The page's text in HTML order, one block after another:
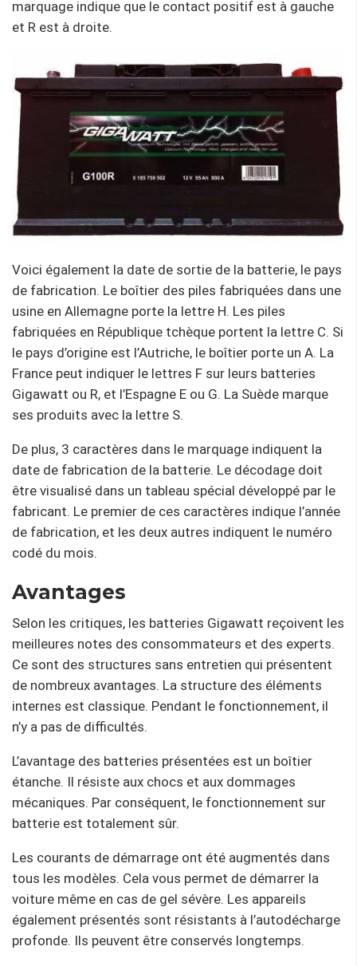
marquage indique que le contact positif est à gauche
et R est à droite.
Voici également la date de sortie de la batterie, le pays
de fabrication. Le boîtier des piles fabriquées dans une
usine en Allemagne porte la lettre H. Les piles
fabriquées en République tchèque portent la lettre C. Si
le pays d’origine est l’Autriche, le boîtier porte un A. La
France peut indiquer le lettres F sur leurs batteries
Gigawatt ou R, et l’Espagne E ou G. La Suède marque
ses produits avec la lettre S.
De plus, 3 caractères dans le marquage indiquent la
date de fabrication de la batterie. Le décodage doit
être visualisé dans un tableau spécial développé par le
fabricant. Le premier de ces caractères indique l’année
de fabrication, et les deux autres indiquent le numéro
codé du mois.
Avantages
Selon les critiques, les batteries Gigawatt reçoivent les
meilleures notes des consommateurs et des experts.
Ce sont des structures sans entretien qui présentent
de nombreux avantages. La structure des éléments
internes est classique. Pendant le fonctionnement, il
n’y a pas de difficultés.
L’avantage des batteries présentées est un boîtier
étanche. Il résiste aux chocs et aux dommages
mécaniques. Par conséquent, le fonctionnement sur
batterie est totalement sûr.
Les courants de démarrage ont été augmentés dans
tous les modèles. Cela vous permet de démarrer la
voiture même en cas de gel sévère. Les appareils
également présentés sont résistants à l’autodécharge
profonde. Ils peuvent être conservés longtemps.